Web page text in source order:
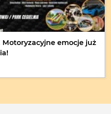
Motoryzacyjne emocje już